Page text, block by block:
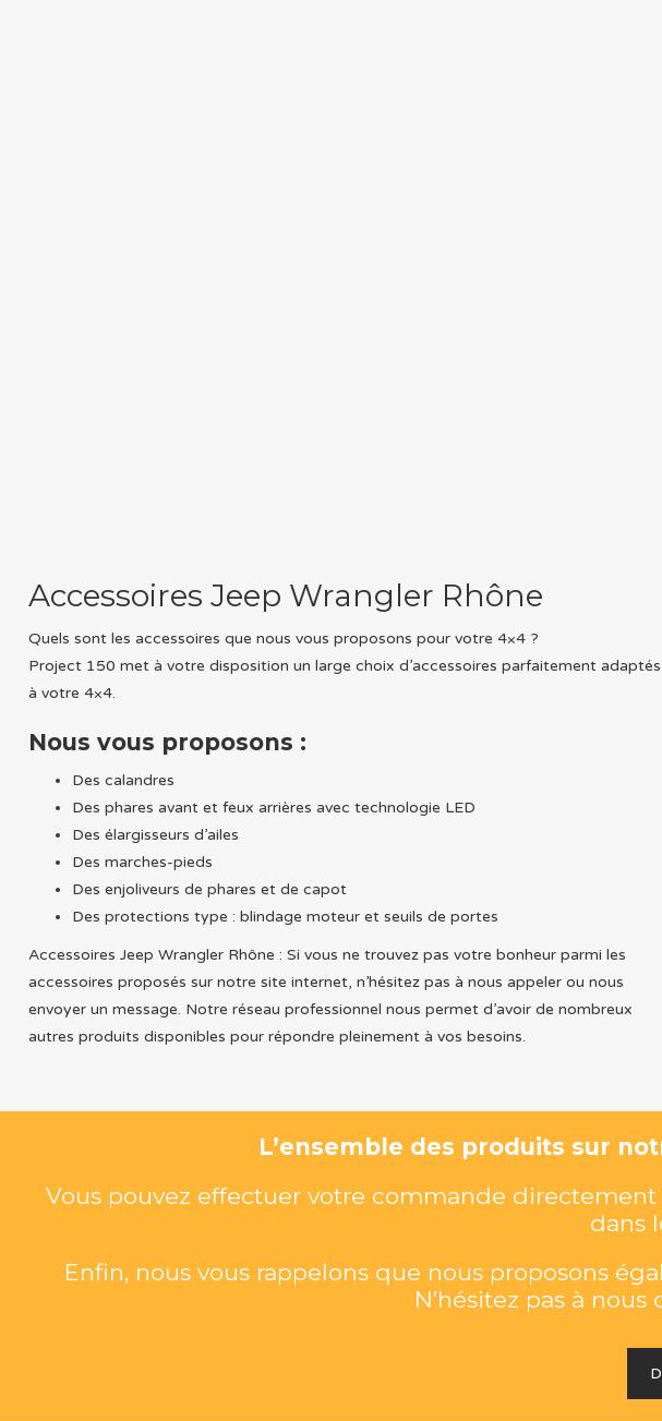
Accessoires Jeep Wrangler Rhône
Quels sont les accessoires que nous vous proposons pour votre 4×4 ?
Project 150 met à votre disposition un large choix d’accessoires parfaitement adaptés
à votre 4×4.
Nous vous proposons :
Des calandres
Des phares avant et feux arrières avec technologie LED
Des élargisseurs d’ailes
Des marches-pieds
Des enjoliveurs de phares et de capot
Des protections type : blindage moteur et seuils de portes
Accessoires Jeep Wrangler Rhône : Si vous ne trouvez pas votre bonheur parmi les
accessoires proposés sur notre site internet, n’hésitez pas à nous appeler ou nous
envoyer un message. Notre réseau professionnel nous permet d’avoir de nombreux
autres produits disponibles pour répondre pleinement à vos besoins.
L’ensemble des produits sur
Vous pouvez effectuer votre commande
dans
Enfin, nous vous rappelons que nous proposons
N’hésitez pas à